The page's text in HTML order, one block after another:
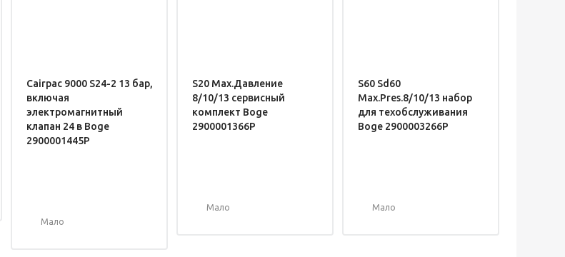
Cairpac 9000 S24-2 13 бар,
включая
электромагнитный
клапан 24 в Boge
2900001445P
Мало
S20 Max.Давление
8/10/13 сервисный
комплект Boge
2900001366P
Мало
S60 Sd60
Max.Pres.8/10/13 набор
для техобслуживания
Boge 2900003266P
Мало